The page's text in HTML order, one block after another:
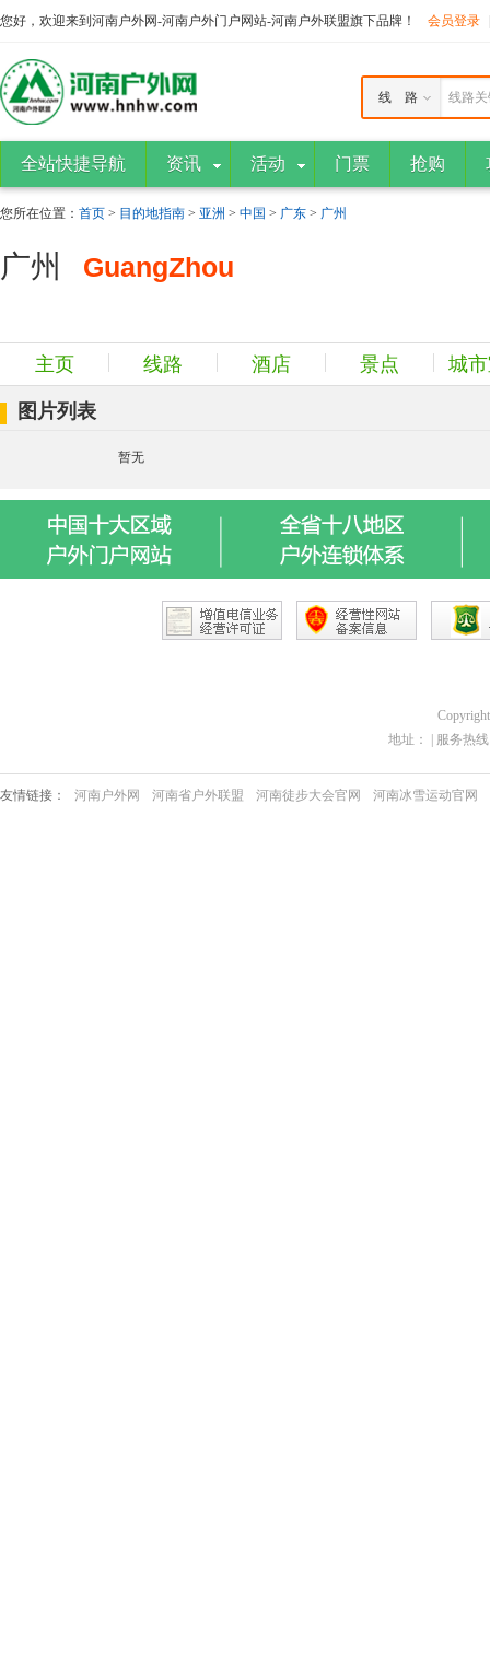
您好，欢迎来到河南户外网-河南户外门户网站-河南户外联盟旗下品牌！ 会员登录
线路
线 路
全站快捷导航 资讯 活动 门票 抢购
您所在位置： 首页 > 目的地指南 > 亚洲 > 中国 > 广东 > 广州
广州 GuangZhou
主页 线路 酒店 景点 城
图片列表
暂无
地址： | 服务热线
友情链接： 河南户外网 河南省户外联盟 河南徒步大会官网 河南冰雪运动官网